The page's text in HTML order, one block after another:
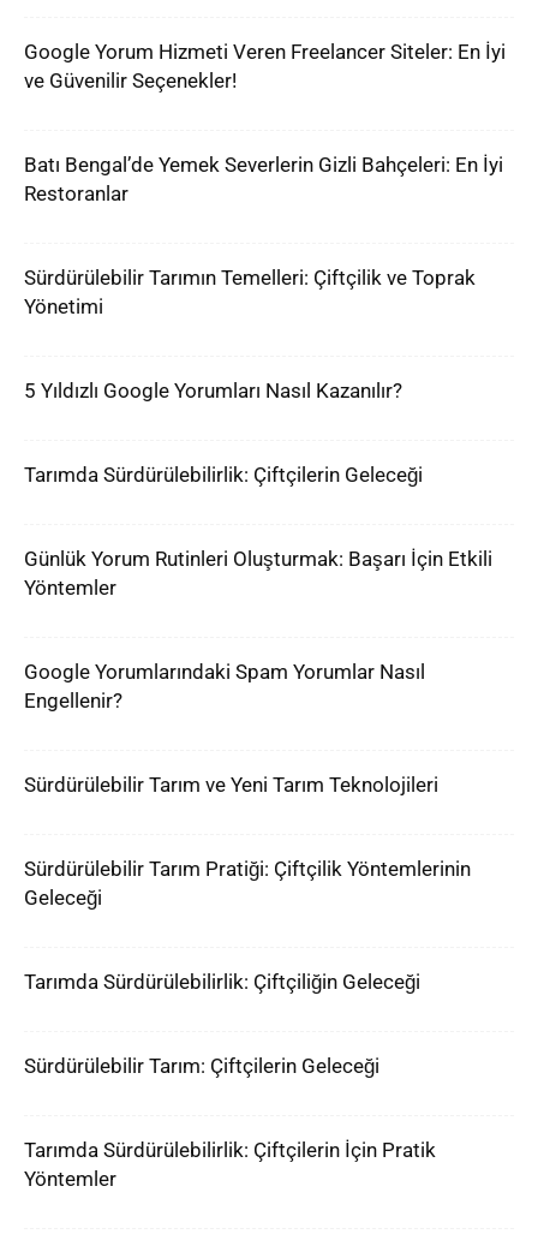
Google Yorum Hizmeti Veren Freelancer Siteler: En İyi
ve Güvenilir Seçenekler!
Batı Bengal’de Yemek Severlerin Gizli Bahçeleri: En İyi
Restoranlar
Sürdürülebilir Tarımın Temelleri: Çiftçilik ve Toprak
Yönetimi
5 Yıldızlı Google Yorumları Nasıl Kazanılır?
Tarımda Sürdürülebilirlik: Çiftçilerin Geleceği
Günlük Yorum Rutinleri Oluşturmak: Başarı İçin Etkili
Yöntemler
Google Yorumlarındaki Spam Yorumlar Nasıl
Engellenir?
Sürdürülebilir Tarım ve Yeni Tarım Teknolojileri
Sürdürülebilir Tarım Pratiği: Çiftçilik Yöntemlerinin
Geleceği
Tarımda Sürdürülebilirlik: Çiftçiliğin Geleceği
Sürdürülebilir Tarım: Çiftçilerin Geleceği
Tarımda Sürdürülebilirlik: Çiftçilerin İçin Pratik
Yöntemler